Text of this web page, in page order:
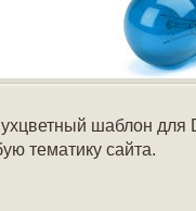
шаблон для
тематику сайта.